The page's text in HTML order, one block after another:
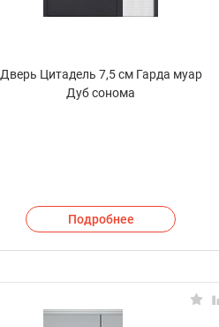
Дверь Цитадель 7,5 см Гарда муар
Дуб сонома
Подробнее